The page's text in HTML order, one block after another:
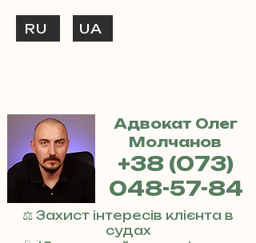
UA
RU
Адвокат Олег
Молчанов
+38 (073)
048-57-84
⚖️ Захист інтересів клієнта в
судах